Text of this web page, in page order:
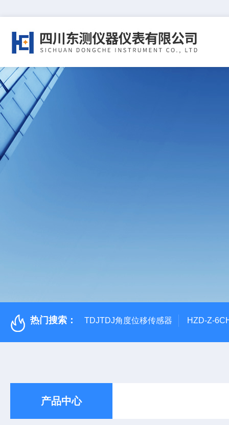
热门搜索： TDJTDJ角度位移传感器 HZD-Z-
产品中心